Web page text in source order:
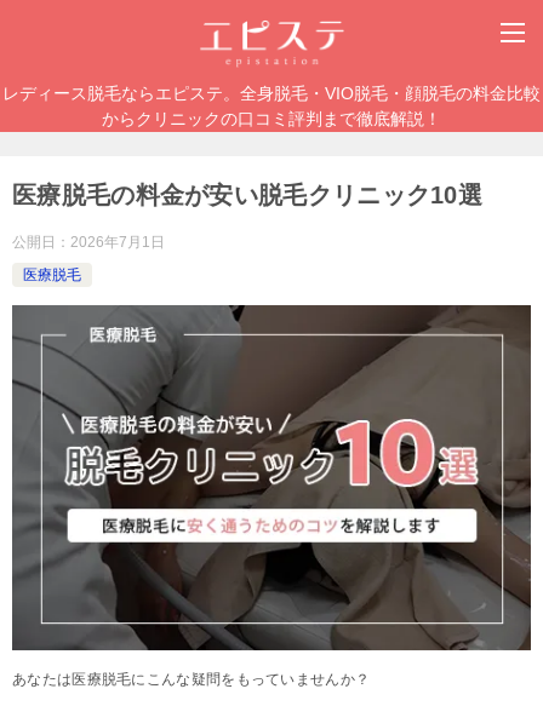
レディース脱毛ならエピステ。全身脱毛・VIO脱毛・顔脱毛の料金比較
からクリニックの口コミ評判まで徹底解説！
医療脱毛の料金が安い脱毛クリニック10選
公開日： 2026年7月1日
医療脱毛
あなたは医療脱毛にこんな疑問をもっていませんか？